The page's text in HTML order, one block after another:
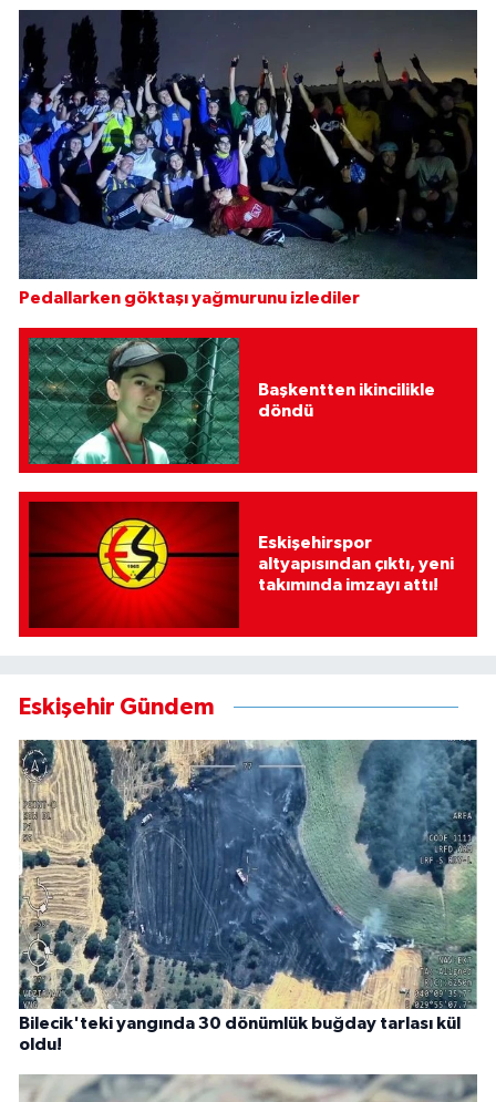
Pedallarken göktaşı yağmurunu izlediler
Başkentten ikincilikle
döndü
Eskişehirspor
altyapısından çıktı, yeni
takımında imzayı attı!
Eskişehir Gündem
Bilecik'teki yangında 30 dönümlük buğday tarlası kül
oldu!